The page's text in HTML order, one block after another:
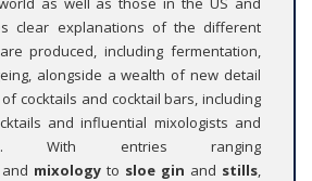
clear explanations of the different
produced, including fermentation,
alongside a wealth of new detail
cocktails and cocktail bars, including
and influential mixologists and
With entries ranging
and mixology to sloe gin and stills